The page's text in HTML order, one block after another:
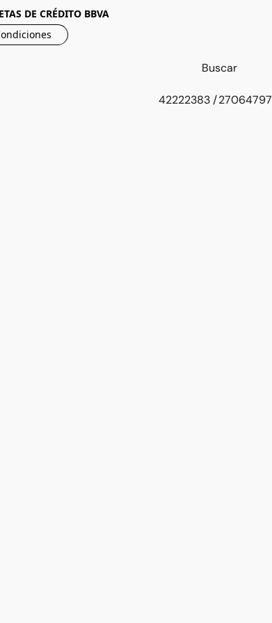
DE CRÉDITO BBVA
42222383 / 27064797